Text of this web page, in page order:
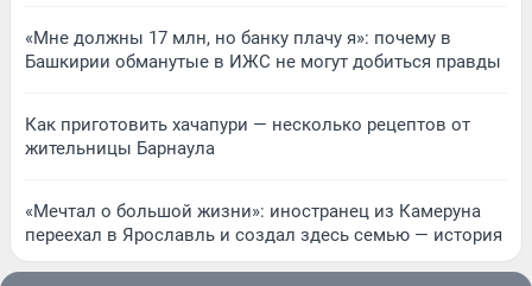
«Мне должны 17 млн, но банку плачу я»: почему в
Башкирии обманутые в ИЖС не могут добиться правды
Как приготовить хачапури — несколько рецептов от
жительницы Барнаула
«Мечтал о большой жизни»: иностранец из Камеруна
переехал в Ярославль и создал здесь семью — история